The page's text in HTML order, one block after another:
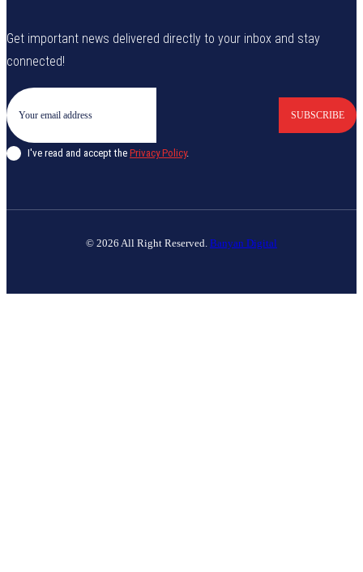
Get important news delivered directly to your inbox and stay
connected!
SUBSCRIBE
I've read and accept the Privacy Policy.
© 2026 All Right Reserved. Banyan Digital